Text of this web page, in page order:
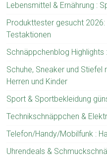
Lebensmittel & Ernährung :
Produkttester gesucht
Testaktionen
Schnäppchenblog Highlights
Schuhe, Sneaker und Stiefel
Herren und Kinder
Sport & Sportbekleidung
Technikschnäppchen &
Telefon/Handy/Mobilfunk :
Uhrendeals &